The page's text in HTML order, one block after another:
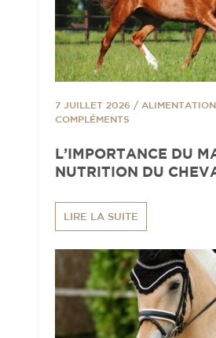
7 JUILLET 2026 /
COMPLÉMENTS
L’IMPORTANCE DU
NUTRITION DU
LIRE LA SUITE